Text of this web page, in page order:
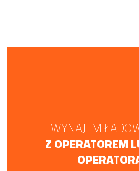
WYNAJEM
Z OPERATOREM